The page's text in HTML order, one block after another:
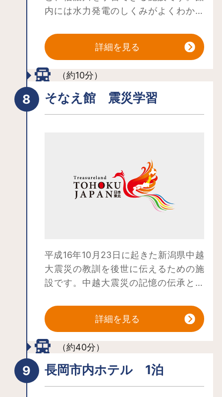
内には水力発電のしくみがよくわかる
詳細を見る
（約10分）
そなえ館 震災学習
平成16年10月23日に起きた新潟県中越
大震災の教訓を後世に伝えるための施
設です。中越大震災の記憶の伝承と防
詳細を見る
（約40分）
長岡市内ホテル 1泊